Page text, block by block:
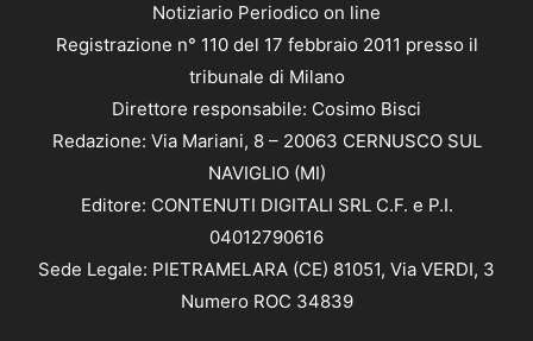
Notiziario Periodico on line
Registrazione n° 110 del 17 febbraio 2011 presso il
tribunale di Milano
Direttore responsabile: Cosimo Bisci
Redazione: Via Mariani, 8 – 20063 CERNUSCO SUL
NAVIGLIO (MI)
Editore: CONTENUTI DIGITALI SRL C.F. e P.I.
04012790616
Sede Legale: PIETRAMELARA (CE) 81051, Via VERDI, 3
Numero ROC 34839